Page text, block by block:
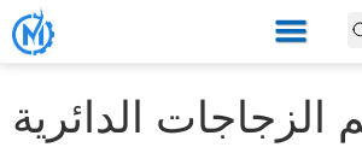
الزجاجات الدائرية